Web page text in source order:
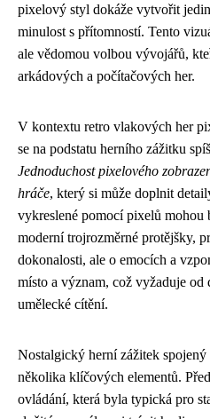
pixelový styl dokáže vytvořit
minulost s přítomností. Tento
ale vědomou volbou vývojářů,
arkádových a počítačových her.
V kontextu retro vlakových her
se na podstatu herního zážitku
Jednoduchost pixelového
hráče, který si může doplnit
vykreslené pomocí pixelů mohou
moderní trojrozměrné protějšky,
dokonalosti, ale o emocích a
místo a význam, což vyžaduje od
umělecké cítění.
Nostalgický herní zážitek
několika klíčových elementů.
ovládání, která byla typická pro